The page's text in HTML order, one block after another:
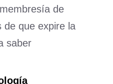
de
de que expire la
saber